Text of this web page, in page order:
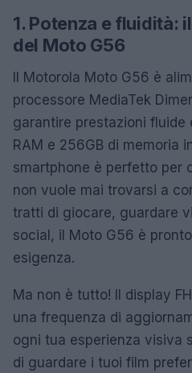
1. Potenza e fluidità:
del Moto G56
Il Motorola Moto G56 è
processore MediaTek
garantire prestazioni fluide
RAM e 256GB di memoria
smartphone è perfetto per
non vuole mai trovarsi a
tratti di giocare, guardare
social, il Moto G56 è
esigenza.
Ma non è tutto! Il display
una frequenza di
ogni tua esperienza visiva
di guardare i tuoi film